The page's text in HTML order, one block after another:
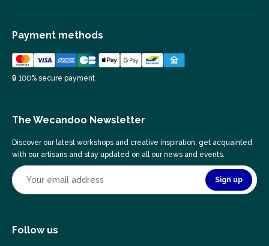
Payment methods
🔒 100% secure payment
The Wecandoo Newsletter
Discover our latest workshops and creative inspiration, get acquainted
with our artisans and stay updated on all our news and events.
Sign up
Follow us